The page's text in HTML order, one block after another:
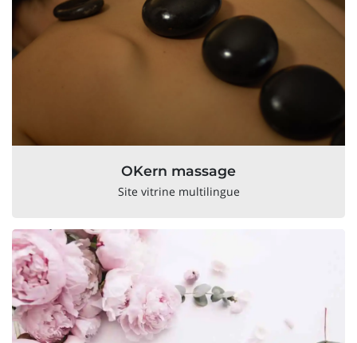
OKern massage
Site vitrine multilingue